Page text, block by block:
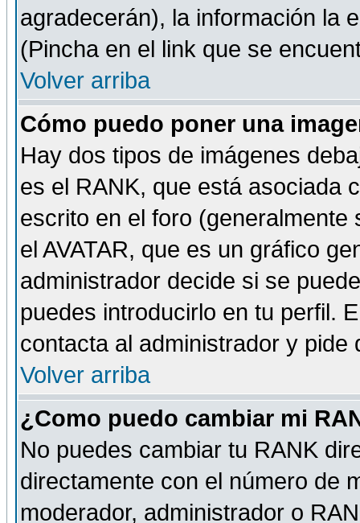
agradecerán), la información la
(Pincha en el link que se
Volver arriba
Cómo puedo poner una
Hay dos tipos de imágenes
es el RANK, que está asociada
escrito en el foro
el AVATAR, que es un gráfico
administrador decide si se
puedes introducirlo en tu perfil.
contacta al administrador y
Volver arriba
¿Como puedo cambiar mi
No puedes cambiar tu RANK
directamente con el número de
moderador, administrador o